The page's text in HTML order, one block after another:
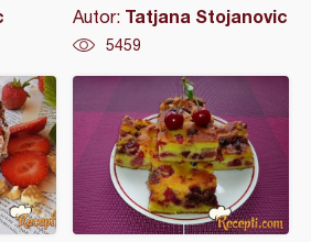
Autor: Tatjana Stojanovic
5459